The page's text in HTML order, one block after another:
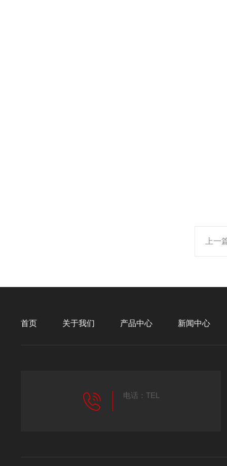
上一
首页 关于我们 产品中心 新闻中心
电话：TEL